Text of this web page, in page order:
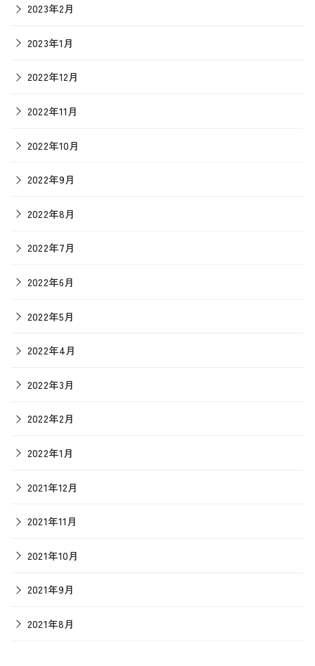
2023年2月
2023年1月
2022年12月
2022年11月
2022年10月
2022年9月
2022年8月
2022年7月
2022年6月
2022年5月
2022年4月
2022年3月
2022年2月
2022年1月
2021年12月
2021年11月
2021年10月
2021年9月
2021年8月